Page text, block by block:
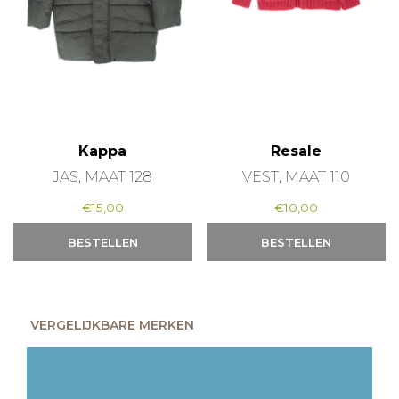
Kappa
JAS, MAAT 128
€15,00
BESTELLEN
Resale
VEST, MAAT 110
€10,00
BESTELLEN
VERGELIJKBARE MERKEN